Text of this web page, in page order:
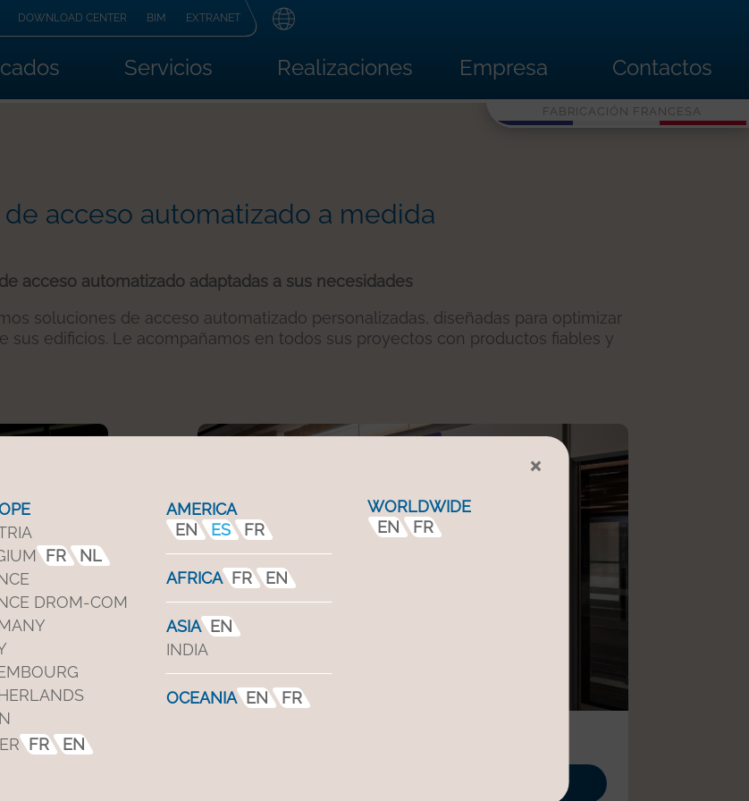
DOWNLOAD CENTER BIM EXTRANET
Servicios Realizaciones Empresa Contactos
FABRICACIÓN FRANCESA
acceso automatizado a medida
acceso automatizado adaptadas a sus necesidades
soluciones de acceso automatizado personalizadas, diseñadas para optimizar
sus edificios. Le acompañamos en todos sus proyectos con productos fiables y
×
FR
NL
DROM-COM
FR EN
AMERICA
EN
ES FR
AFRICA FR EN
ASIA EN
INDIA
OCEANIA EN FR
WORLDWIDE
EN
FR